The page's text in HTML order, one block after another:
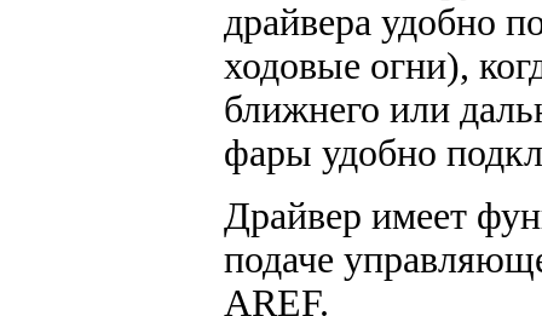
драйвера удобно
ходовые огни),
ближнего или
фары удобно
Драйвер имеет
подаче
AREF.